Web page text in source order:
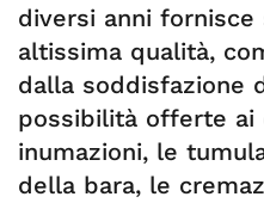
diversi anni
altissima qualità,
dalla soddisfazione
possibilità offerte ai
inumazioni, le
della bara, le